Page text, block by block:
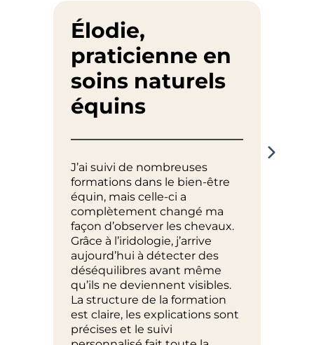
Élodie,
praticienne en
soins naturels
équins
J’ai suivi de nombreuses
formations dans le bien-être
équin, mais celle-ci a
complètement changé ma
façon d’observer les chevaux.
Grâce à l’iridologie, j’arrive
aujourd’hui à détecter des
déséquilibres avant même
qu’ils ne deviennent visibles.
La structure de la formation
est claire, les explications sont
précises et le suivi